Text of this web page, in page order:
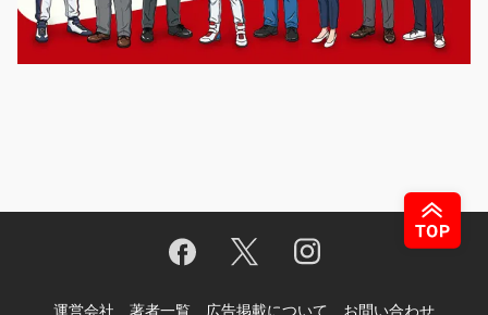
運営会社 著者一覧 広告掲載について お問い合わせ